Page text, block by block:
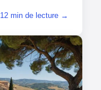
12 min de lecture →